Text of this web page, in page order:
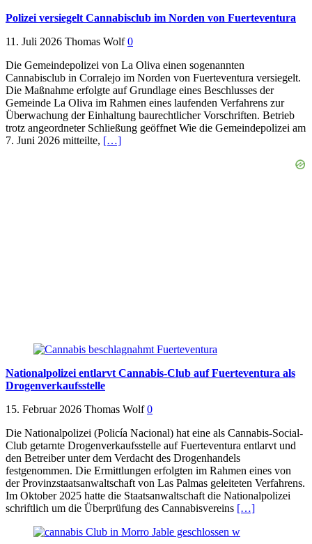
Polizei versiegelt Cannabisclub im Norden von Fuerteventura
11. Juli 2026 Thomas Wolf 0
Die Gemeindepolizei von La Oliva einen sogenannten
Cannabisclub in Corralejo im Norden von Fuerteventura versiegelt.
Die Maßnahme erfolgte auf Grundlage eines Beschlusses der
Gemeinde La Oliva im Rahmen eines laufenden Verfahrens zur
Überwachung der Einhaltung baurechtlicher Vorschriften. Betrieb
trotz angeordneter Schließung geöffnet Wie die Gemeindepolizei am
7. Juni 2026 mitteilte, […]
Nationalpolizei entlarvt Cannabis-Club auf Fuerteventura als
Drogenverkaufsstelle
15. Februar 2026 Thomas Wolf 0
Die Nationalpolizei (Policía Nacional) hat eine als Cannabis-Social-
Club getarnte Drogenverkaufsstelle auf Fuerteventura entlarvt und
den Betreiber unter dem Verdacht des Drogenhandels
festgenommen. Die Ermittlungen erfolgten im Rahmen eines von
der Provinzstaatsanwaltschaft von Las Palmas geleiteten Verfahrens.
Im Oktober 2025 hatte die Staatsanwaltschaft die Nationalpolizei
schriftlich um die Überprüfung des Cannabisvereins […]